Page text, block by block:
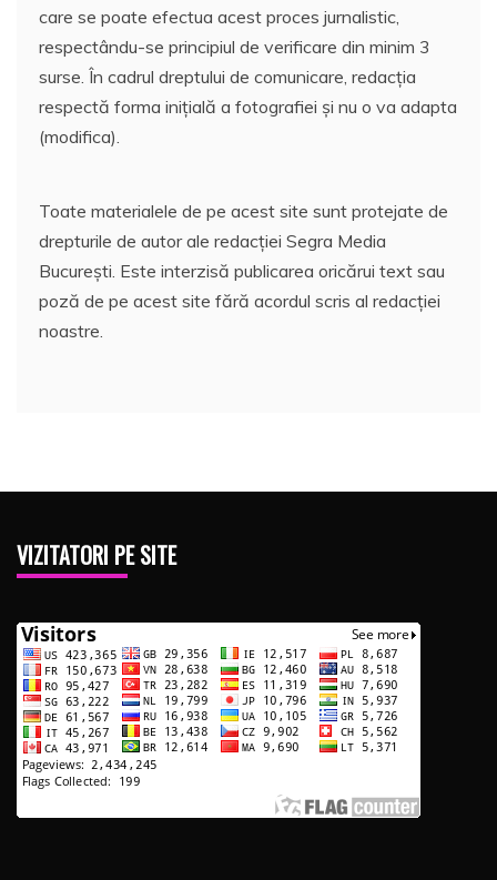
care se poate efectua acest proces jurnalistic,
respectându-se principiul de verificare din minim 3
surse. În cadrul dreptului de comunicare, redacția
respectă forma inițială a fotografiei și nu o va adapta
(modifica).
Toate materialele de pe acest site sunt protejate de
drepturile de autor ale redacției Segra Media
București. Este interzisă publicarea oricărui text sau
poză de pe acest site fără acordul scris al redacției
noastre.
VIZITATORI PE SITE